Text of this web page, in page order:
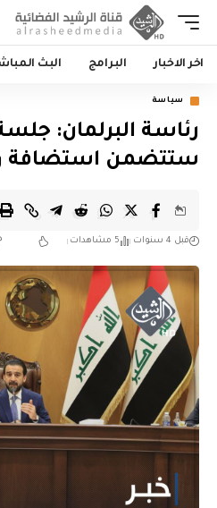
اخر الاخبار البرامج البث
سياسة
رئاسة البرلمان:
ستتضمن استضافة
قبل 4 سنوات 5 مشاهدات